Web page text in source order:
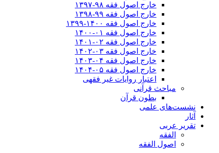
خارج اصول فقه ۹۸-۱۳۹۷
خارج اصول فقه ۹۹-۱۳۹۸
خارج اصول فقه ۱۴۰۰-۱۳۹۹
خارج اصول فقه ۰۱-۱۴۰۰
خارج اصول فقه ۰۲-۱۴۰۱
خارج اصول فقه ۰۳-۱۴۰۲
خارج اصول فقه ۰۴-۱۴۰۳
خارج اصول فقه ۰۵-۱۴۰۴
اعتبار روایات غیر فقهی
مباحث قرآنی
بطون قرآن
نشست‌های علمی
آثار
تقریر عربی
الفقه
اصول الفقه